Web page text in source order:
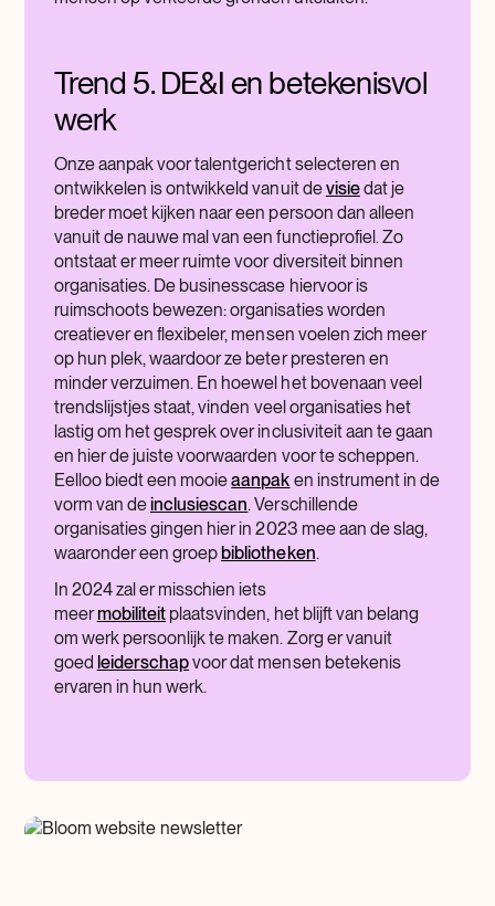
Trend 5. DE&I en betekenisvol
werk
Onze aanpak voor talentgericht selecteren en
ontwikkelen is ontwikkeld vanuit devisiedat je
breder moet kijken naar een persoon dan alleen
vanuit de nauwe mal van een functieprofiel. Zo
ontstaat er meer ruimte voor diversiteit binnen
organisaties. De businesscase hiervoor is
ruimschoots bewezen: organisaties worden
creatiever en flexibeler, mensen voelen zich meer
op hun plek, waardoor ze beter presteren en
minder verzuimen. En hoewel het bovenaan veel
trendslijstjes staat, vinden veel organisaties het
lastig om het gesprek over inclusiviteit aan te gaan
en hier de juiste voorwaarden voor te scheppen.
Eelloo biedt een mooieaanpak en instrument in de
vorm van deinclusiescan. Verschillende
organisaties gingen hier in 2023 mee aan de slag,
waaronder een groepbibliotheken.
In 2024 zal er misschien iets
meermobiliteit plaatsvinden, het blijft van belang
om werk persoonlijk te maken. Zorg er vanuit
goed leiderschapvoor dat mensen betekenis
ervaren in hun werk.